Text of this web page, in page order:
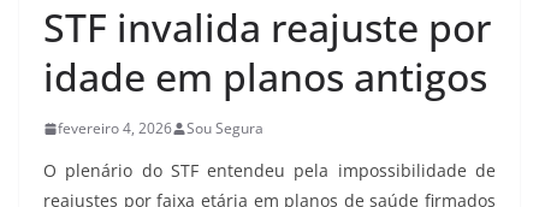
STF invalida reajuste por
idade em planos antigos
fevereiro 4, 2026 Sou Segura
O plenário do STF entendeu pela impossibilidade de
reajustes por faixa etária em planos de saúde firmados